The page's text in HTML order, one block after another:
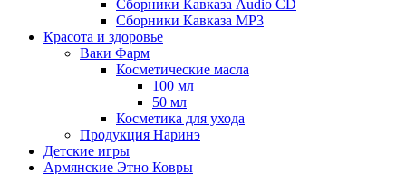
Сборники Кавказа Audio CD
Сборники Кавказа MP3
Красота и здоровье
Ваки Фарм
Косметические масла
100 мл
50 мл
Косметика для ухода
Продукция Наринэ
Детские игры
Армянские Этно Ковры